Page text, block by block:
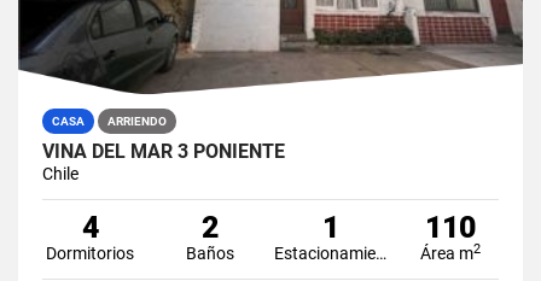
CASA ARRIENDO
VIÑA DEL MAR 3 PONIENTE
Chile
4
Dormitorios
2
Baños
1
Estacionamiento
110
Área m2